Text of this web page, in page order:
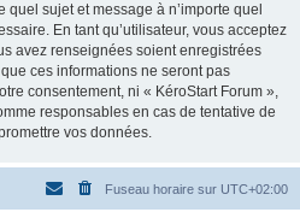
sujet et message à n’importe quel
En tant qu’utilisateur, vous acceptez
avez renseignées soient enregistrées
ces informations ne seront pas
consentement, ni « KéroStart Forum »,
responsables en cas de tentative de
vos données.
Fuseau horaire sur UTC+02:00